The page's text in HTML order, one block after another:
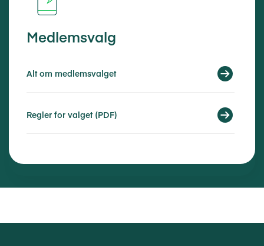
Medlemsvalg
Alt om medlemsvalget
Regler for valget (PDF)